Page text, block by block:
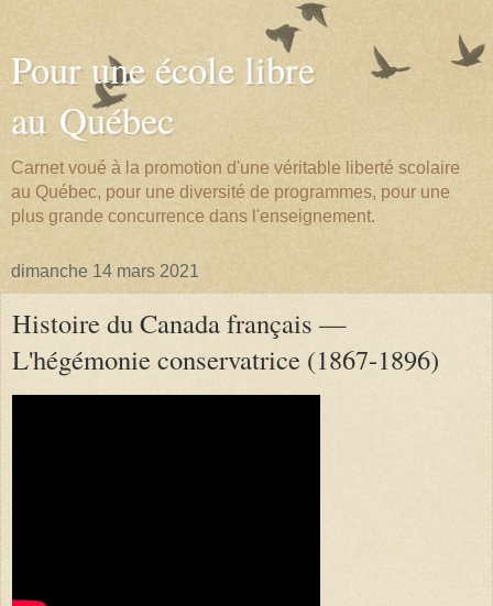
Pour une école libre
au Québec
Carnet voué à la promotion d'une véritable liberté scolaire
au Québec, pour une diversité de programmes, pour une
plus grande concurrence dans l'enseignement.
dimanche 14 mars 2021
Histoire du Canada français —
L'hégémonie conservatrice (1867-1896)